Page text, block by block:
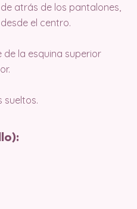
atrás de los pantalones,
el centro.
de la esquina superior
sueltos.